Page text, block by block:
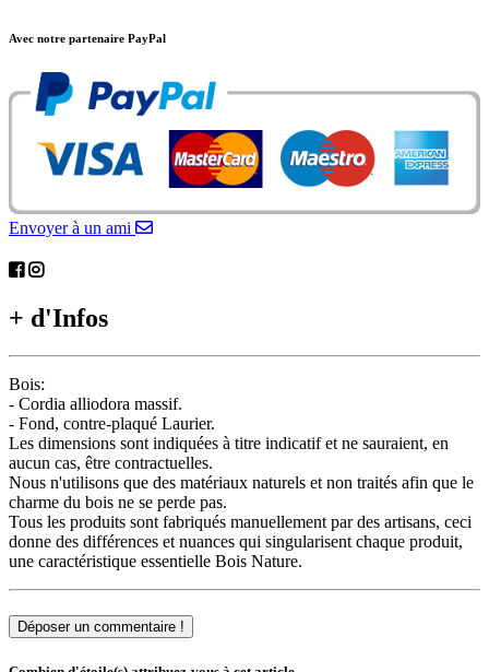
Avec notre partenaire PayPal
Envoyer à un ami
+ d'Infos
Bois:
- Cordia alliodora massif.
- Fond, contre-plaqué Laurier.
Les dimensions sont indiquées à titre indicatif et ne sauraient, en
aucun cas, être contractuelles.
Nous n'utilisons que des matériaux naturels et non traités afin que le
charme du bois ne se perde pas.
Tous les produits sont fabriqués manuellement par des artisans, ceci
donne des différences et nuances qui singularisent chaque produit,
une caractéristique essentielle Bois Nature.
Déposer un commentaire !